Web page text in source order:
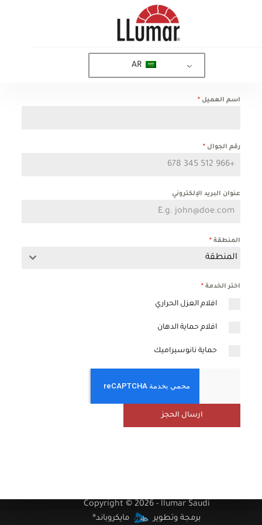
AR
اسم العميل *
رقم الجوال *
عنوان البريد الإلكتروني
المنطقة *
المنطقة
اختر الخدمة *
افلام العزل الحراري
افلام حماية الدهان
حماية نانوسيراميك
ارسال الحجز
Copyright © 2026 - llumar Saudi
برمجة وتطوير مايكروباند®